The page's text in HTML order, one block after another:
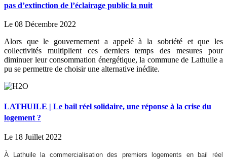
pas d’extinction de l’éclairage public la nuit
Le 08 Décembre 2022
Alors que le gouvernement a appelé à la sobriété et que les
collectivités multiplient ces derniers temps des mesures pour
diminuer leur consommation énergétique, la commune de Lathuile a
pu se permettre de choisir une alternative inédite.
LATHUILE | Le bail réel solidaire, une réponse à la crise du
logement ?
Le 18 Juillet 2022
À
Lathuile la commercialisation des premiers logements en bail réel